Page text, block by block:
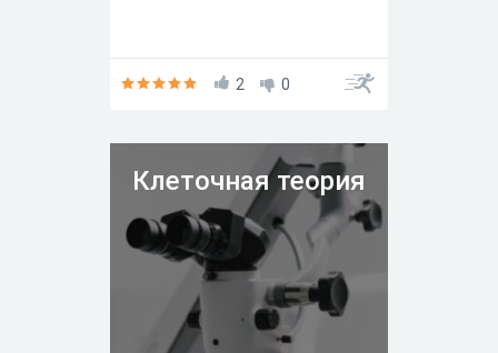
2 0
Клеточная теория